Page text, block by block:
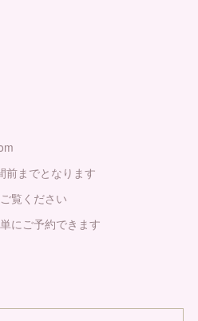
前までとなります
覧ください
にご予約できます